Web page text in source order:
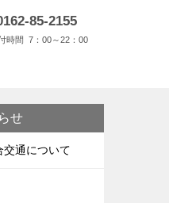
85-2155
時間 7：00～22：00
せ
交通について